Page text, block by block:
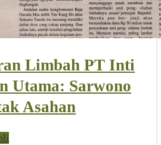
Limbah PT Inti
Utama: Sarwono
Asahan